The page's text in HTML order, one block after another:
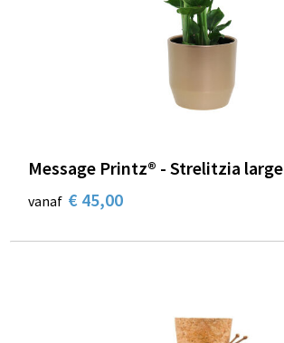
Message Printz® - Strelitzia large
vanaf € 45,00